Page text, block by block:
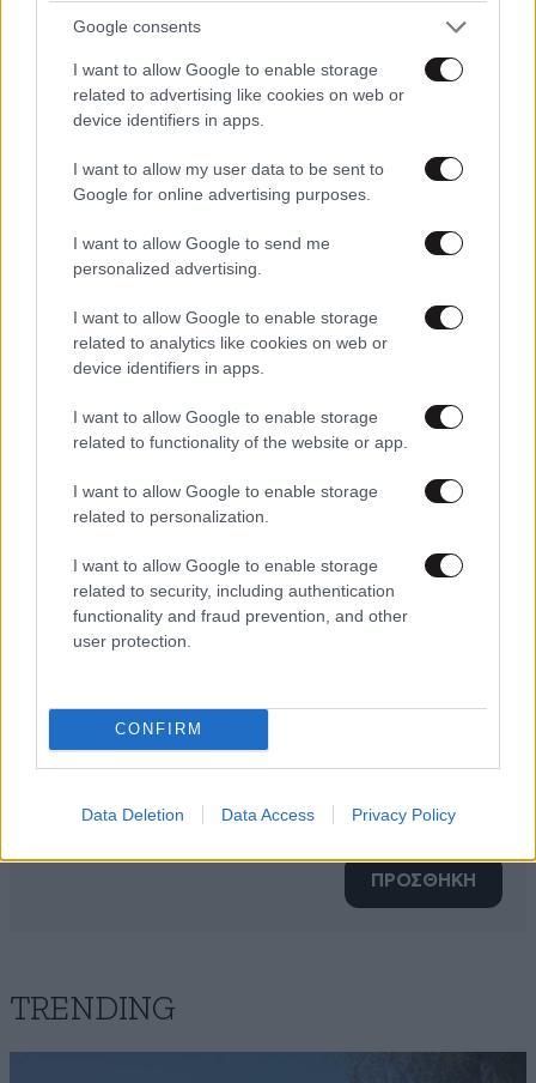
Google consents
I want to allow Google to enable storage
related to advertising like cookies on web or
device identifiers in apps.
I want to allow my user data to be sent to
Google for online advertising purposes.
I want to allow Google to send me
personalized advertising.
I want to allow Google to enable storage
related to analytics like cookies on web or
device identifiers in apps.
I want to allow Google to enable storage
related to functionality of the website or app.
I want to allow Google to enable storage
related to personalization.
I want to allow Google to enable storage
related to security, including authentication
functionality and fraud prevention, and other
user protection.
CONFIRM
Data Deletion Data Access Privacy Policy
ΣΧΌΛΙΑ ΑΝΑΓΝΩΣΤΏΝ
ΠΡΟΣΘΕΣΤΕ ΤΟ ΣΧΟΛΙΟ ΣΑΣ
Διαβάστε και ακολουθήστε τους κανόνες σχολιασμού
ΠΡΟΣΘΗΚΗ
TRENDING